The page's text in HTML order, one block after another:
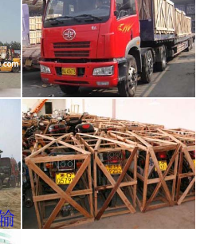
兰州长途货运仪器电
子产品
兰州物流电动车、摩
托车托